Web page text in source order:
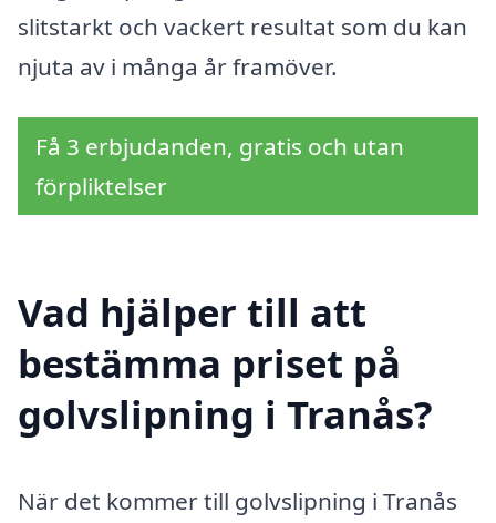
slitstarkt och vackert resultat som du kan
njuta av i många år framöver.
Få 3 erbjudanden, gratis och utan
förpliktelser
Vad hjälper till att
bestämma priset på
golvslipning i Tranås?
När det kommer till golvslipning i Tranås